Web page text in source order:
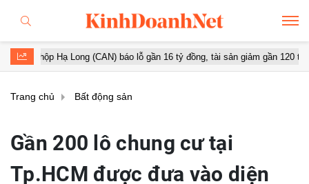
Hạ Long (CAN) báo lỗ gần 16 tỷ đồng, tài sản giảm gần 120 tỷ sau nửa
Trang chủ Bất động sản
Gần 200 lô chung cư tại
Tp.HCM được đưa vào diện